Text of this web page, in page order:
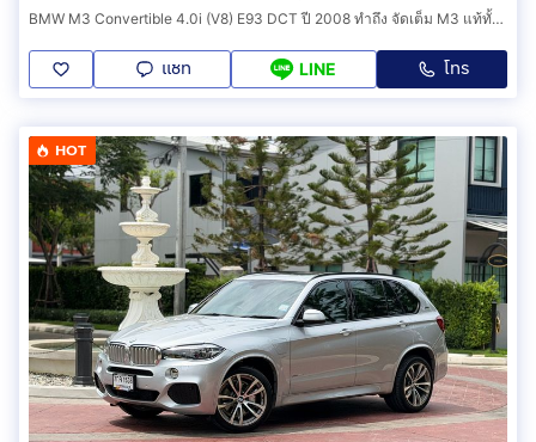
BMW M3 Convertible 4.0i (V8) E93 DCT ปี 2008 ทำถึง จัดเต็ม M3 แท้ทั้งระบบ Rare item ขับมันส์สุดๆ
แชท LINE โทร
HOT